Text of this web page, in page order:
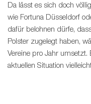
Da lässt es sich doch
wie Fortuna Düsseldorf
dafür belohnen dürfe,
Polster zugelegt haben,
Vereine pro Jahr umsetzt.
aktuellen Situation